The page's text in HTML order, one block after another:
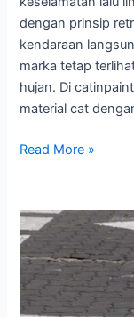
dengan prinsip
kendaraan
marka tetap
hujan. Di
material cat
Kapan
Menggunakan
Glass
Beads
pada
Marka
Jalan?
Read More »